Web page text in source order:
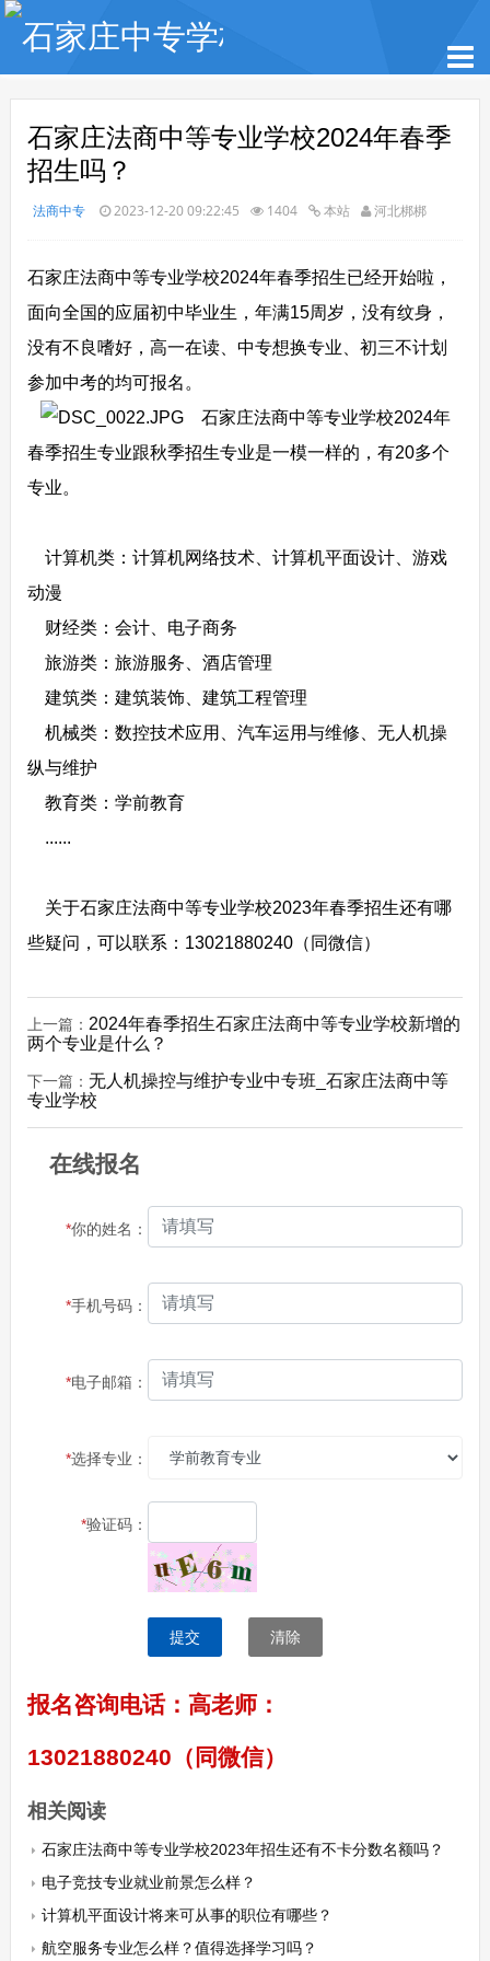
石家庄法商中等专业学校2024年春季
招生吗？
法商中专 2023-12-20 09:22:45 1404 本站 河北梆梆
石家庄法商中等专业学校2024年春季招生已经开始啦，
面向全国的应届初中毕业生，年满15周岁，没有纹身，
没有不良嗜好，高一在读、中专想换专业、初三不计划
参加中考的均可报名。
石家庄法商中等专业学校2024年
春季招生专业跟秋季招生专业是一模一样的，有20多个
专业。
计算机类：计算机网络技术、计算机平面设计、游戏
动漫
财经类：会计、电子商务
旅游类：旅游服务、酒店管理
建筑类：建筑装饰、建筑工程管理
机械类：数控技术应用、汽车运用与维修、无人机操
纵与维护
教育类：学前教育
......
关于石家庄法商中等专业学校2023年春季招生还有哪
些疑问，可以联系：13021880240（同微信）
上一篇： 2024年春季招生石家庄法商中等专业学校新增的
两个专业是什么？
下一篇： 无人机操控与维护专业中专班_石家庄法商中等
专业学校
在线报名
*你的姓名：
*手机号码：
*电子邮箱：
*选择专业：
*验证码：
提交 清除
报名咨询电话：高老师：
13021880240（同微信）
相关阅读
石家庄法商中等专业学校2023年招生还有不卡分数名额吗？
电子竞技专业就业前景怎么样？
计算机平面设计将来可从事的职位有哪些？
航空服务专业怎么样？值得选择学习吗？